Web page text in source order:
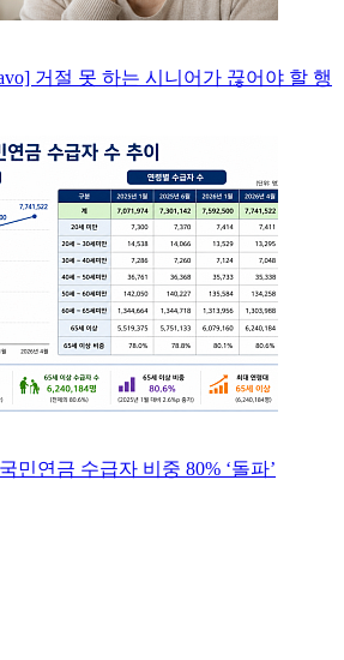
거절 못 하는 시니어가 끊어야 할 행
민연금 수급자 비중 80% ‘돌파’